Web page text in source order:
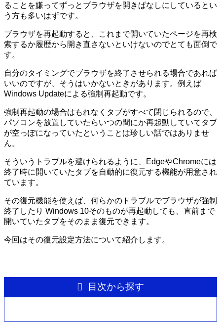
ることを嫌ってずっとブラウザを開きぱなしにしているとい
う方も多いはずです。
ブラウザを再起動すると、これまで開いていたページを再検
索するか履歴から開き直さないといけないのでとても面倒で
す。
自分のタイミングでブラウザを終了させられる場合であれば
いいのですが、そうはいかないときがあります。例えば
Windows Updateによる強制再起動です。
強制再起動の場合はもれなくタブがすべて閉じられるので、
パソコンを放置していたらいつの間にか再起動していてタブ
が空っぽになっていたということは珍しい話ではありませ
ん。
そういうトラブルを避けられるように、EdgeやChromeには
終了時に開いていたタブを自動的に復元する機能が用意され
ています。
その復元機能を使えば、何らかのトラブルでブラウザが強制
終了したり Windows 10そのものが再起動しても、直前まで
開いていたタブをそのまま復元できます。
今回はその復元設定方法について紹介します。
目次から探す